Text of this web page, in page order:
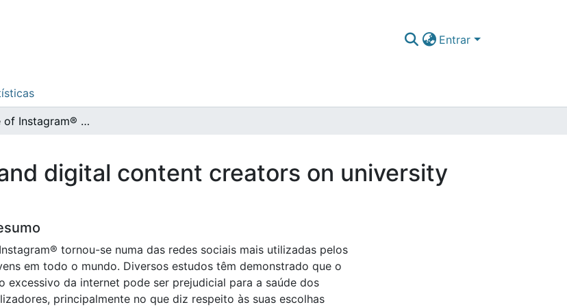
Entrar
Influence of Instagram® and digital content creators on university students’ food choices
digital content creators on university
tornou-se numa das redes sociais mais utilizadas pelos
em todo o mundo. Diversos estudos têm demonstrado que o
excessivo da internet pode ser prejudicial para a saúde dos
principalmente no que diz respeito às suas escolhas